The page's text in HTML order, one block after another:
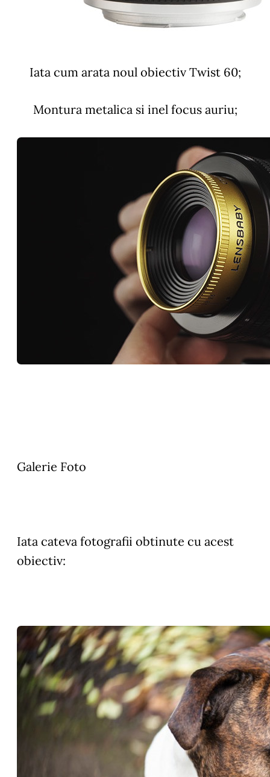
Iata cum arata noul obiectiv Twist 60;
Montura metalica si inel focus auriu;
Galerie Foto
Iata cateva fotografii obtinute cu acest
obiectiv: